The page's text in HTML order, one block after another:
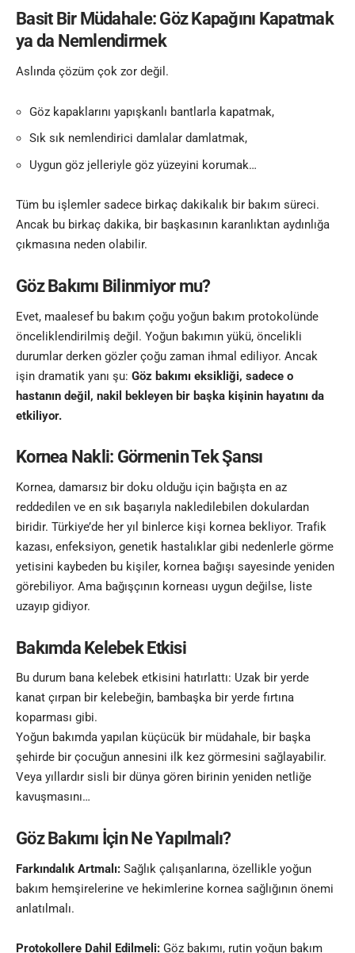
Basit Bir Müdahale: Göz Kapağını Kapatmak
ya da Nemlendirmek
Aslında çözüm çok zor değil.
Göz kapaklarını yapışkanlı bantlarla kapatmak,
Sık sık nemlendirici damlalar damlatmak,
Uygun göz jelleriyle göz yüzeyini korumak…
Tüm bu işlemler sadece birkaç dakikalık bir bakım süreci.
Ancak bu birkaç dakika, bir başkasının karanlıktan aydınlığa
çıkmasına neden olabilir.
Göz Bakımı Bilinmiyor mu?
Evet, maalesef bu bakım çoğu yoğun bakım protokolünde
önceliklendirilmiş değil. Yoğun bakımın yükü, öncelikli
durumlar derken gözler çoğu zaman ihmal ediliyor. Ancak
işin dramatik yanı şu: Göz bakımı eksikliği, sadece o
hastanın değil, nakil bekleyen bir başka kişinin hayatını da
etkiliyor.
Kornea Nakli: Görmenin Tek Şansı
Kornea, damarsız bir doku olduğu için bağışta en az
reddedilen ve en sık başarıyla nakledilebilen dokulardan
biridir. Türkiye’de her yıl binlerce kişi kornea bekliyor. Trafik
kazası, enfeksiyon, genetik hastalıklar gibi nedenlerle görme
yetisini kaybeden bu kişiler, kornea bağışı sayesinde yeniden
görebiliyor. Ama bağışçının korneası uygun değilse, liste
uzayıp gidiyor.
Bakımda Kelebek Etkisi
Bu durum bana kelebek etkisini hatırlattı: Uzak bir yerde
kanat çırpan bir kelebeğin, bambaşka bir yerde fırtına
koparması gibi.
Yoğun bakımda yapılan küçücük bir müdahale, bir başka
şehirde bir çocuğun annesini ilk kez görmesini sağlayabilir.
Veya yıllardır sisli bir dünya gören birinin yeniden netliğe
kavuşmasını…
Göz Bakımı İçin Ne Yapılmalı?
Farkındalık Artmalı: Sağlık çalışanlarına, özellikle yoğun
bakım hemşirelerine ve hekimlerine kornea sağlığının önemi
anlatılmalı.
Protokollere Dahil Edilmeli: Göz bakımı, rutin yoğun bakım